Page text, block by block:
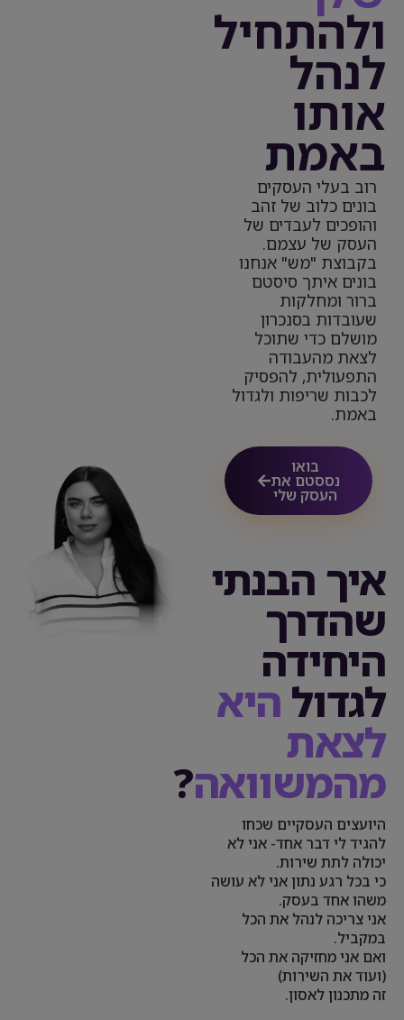
ולהתחיל
לנהל
אותו
באמת
רוב בעלי העסקים
בונים כלוב של זהב
והופכים לעבדים של
העסק של עצמם.
בקבוצת "מש" אנחנו
בונים איתך סיסטם
ברור ומחלקות
שעובדות בסנכרון
מושלם כדי שתוכל
לצאת מהעבודה
התפעולית, להפסיק
לכבות שריפות ולגדול
באמת.
בואו
נססטם את
העסק שלי
איך הבנתי
שהדרך
היחידה
לגדול היא
לצאת
מהמשוואה?
היועצים העסקיים שכחו
להגיד לי דבר אחד- אני לא
יכולה לתת שירות.
כי בכל רגע נתון אני לא עושה
משהו אחד בעסק.
אני צריכה לנהל את הכל
במקביל.
ואם אני מחזיקה את הכל
(ועוד את השירות)
זה מתכנון לאסון.